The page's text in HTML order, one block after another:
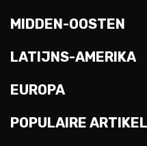
MIDDEN-OOSTEN
LATIJNS-AMERIKA
EUROPA
POPULAIRE